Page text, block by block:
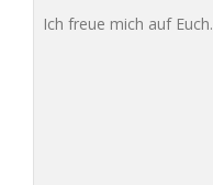
Ich freue mich auf Euch.